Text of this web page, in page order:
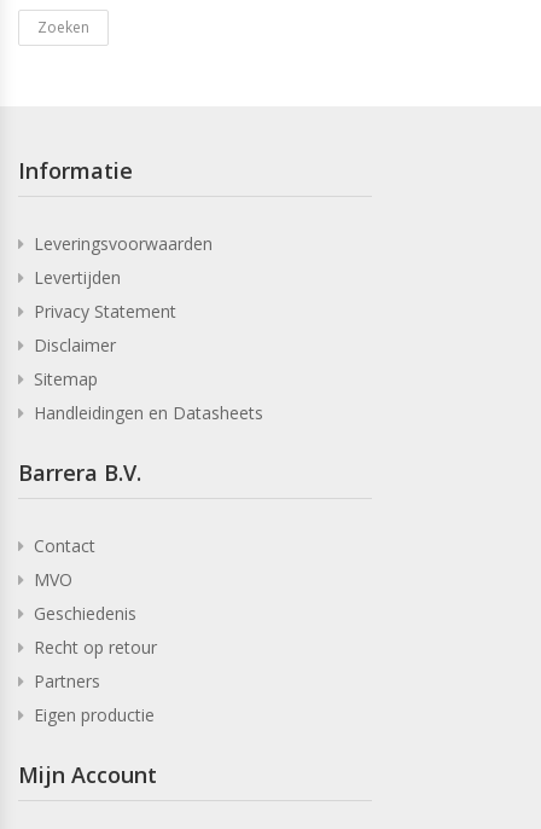
Zoeken
Informatie
Leveringsvoorwaarden
Levertijden
Privacy Statement
Disclaimer
Sitemap
Handleidingen en Datasheets
Barrera B.V.
Contact
MVO
Geschiedenis
Recht op retour
Partners
Eigen productie
Mijn Account